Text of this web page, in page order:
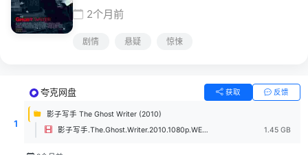
一项新的任务，即帮助前英国首相亚当·朗(皮尔斯·布鲁斯
由亚当·朗在任期间的助手迈克·麦卡拉负责，然而麦卡拉
2个月前
剧情 悬疑 惊悚
1
夸克网盘 获取 反馈
影子写手 The Ghost Writer‎ (2010)
影子写手.The.Ghost.Writer.2010.1080p.WEB-DL.H264.AAC-HHWEB.mp4
1.45 GB